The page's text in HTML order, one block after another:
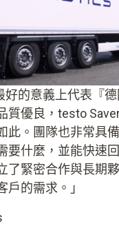
好的意義上代表『德
質優良，testo
此。團隊也非常具
要什麼，並能快速
了緊密合作與長期
戶的需求。」